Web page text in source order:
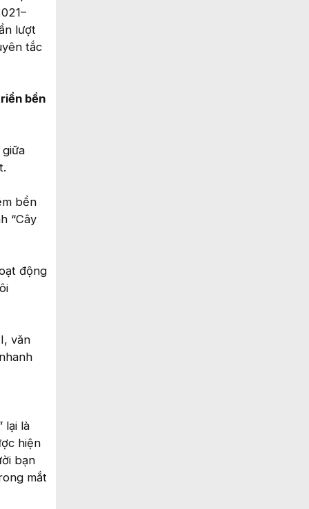
lượt
tắc
bền
bền
“Cây
động
văn
lại là
hiện
bạn
mắt